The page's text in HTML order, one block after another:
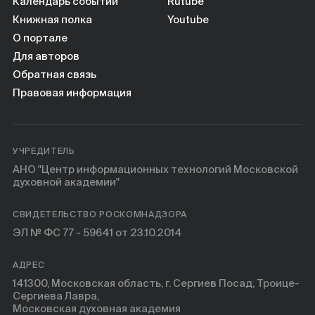
Книжная полка
О портале
Для авторов
Обратная связь
Правовая информация
Youtube
УЧРЕДИТЕЛЬ
АНО "Центр информационных технологий Московской
духовной академии"
СВИДЕТЕЛЬСТВО РОСКОМНАДЗОРА
ЭЛ № ФС 77 - 59641 от 23.10.2014
АДРЕС
141300, Московская область, г. Сергиев Посад, Троице-
Сергиева Лавра,
Московская духовная академия